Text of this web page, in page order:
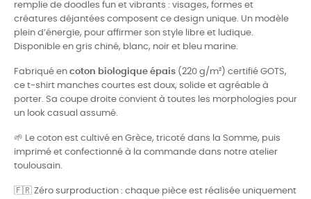
remplie de doodles fun et vibrants : visages, formes et
créatures déjantées composent ce design unique. Un modèle
plein d’énergie, pour affirmer son style libre et ludique.
Disponible en gris chiné, blanc, noir et bleu marine.
Fabriqué en coton biologique épais (220 g/m²) certifié GOTS,
ce t-shirt manches courtes est doux, solide et agréable à
porter. Sa coupe droite convient à toutes les morphologies pour
un look casual assumé.
🌱 Le coton est cultivé en Grèce, tricoté dans la Somme, puis
imprimé et confectionné à la commande dans notre atelier
toulousain.
🇫🇷 Zéro surproduction : chaque pièce est réalisée uniquement